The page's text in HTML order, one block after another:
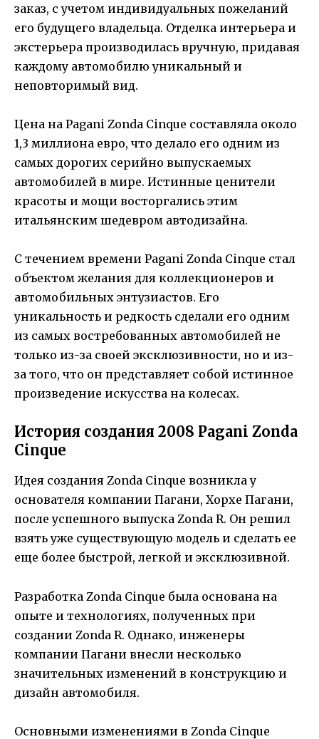
заказ, с учетом индивидуальных пожеланий
его будущего владельца. Отделка интерьера и
экстерьера производилась вручную, придавая
каждому автомобилю уникальный и
неповторимый вид.
Цена на Pagani Zonda Cinque составляла около
1,3 миллиона евро, что делало его одним из
самых дорогих серийно выпускаемых
автомобилей в мире. Истинные ценители
красоты и мощи восторгались этим
итальянским шедевром автодизайна.
С течением времени Pagani Zonda Cinque стал
объектом желания для коллекционеров и
автомобильных энтузиастов. Его
уникальность и редкость сделали его одним
из самых востребованных автомобилей не
только из-за своей эксклюзивности, но и из-
за того, что он представляет собой истинное
произведение искусства на колесах.
История создания 2008 Pagani Zonda
Cinque
Идея создания Zonda Cinque возникла у
основателя компании Пагани, Хорхе Пагани,
после успешного выпуска Zonda R. Он решил
взять уже существующую модель и сделать ее
еще более быстрой, легкой и эксклюзивной.
Разработка Zonda Cinque была основана на
опыте и технологиях, полученных при
создании Zonda R. Однако, инженеры
компании Пагани внесли несколько
значительных изменений в конструкцию и
дизайн автомобиля.
Основными изменениями в Zonda Cinque